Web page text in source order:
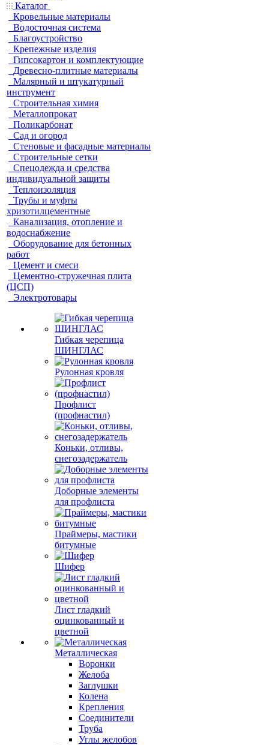
Каталог
Кровельные материалы
Водосточная система
Благоустройство
Крепежные изделия
Гипсокартон и комплектующие
Древесно-плитные материалы
Малярный и штукатурный
инструмент
Строительная химия
Металлопрокат
Поликарбонат
Сад и огород
Стеновые и фасадные материалы
Строительные сетки
Спецодежда и средства
индивидуальной защиты
Теплоизоляция
Трубы и муфты
хризотилцементные
Канализация, отопление и
водоснабжение
Оборудование для бетонных
работ
Цемент и смеси
Цементно-стружечная плита
(ЦСП)
Электротовары
Гибкая черепица
ШИНГЛАС
Рулонная кровля
Профлист
(профнастил)
Коньки, отливы,
снегозадержатель
Доборные элементы
для профлиста
Праймеры, мастики
битумные
Шифер
Лист гладкий
оцинкованный и
цветной
Металлическая
Воронки
Желоба
Заглушки
Колена
Крепления
Соединители
Труба
Углы желобов